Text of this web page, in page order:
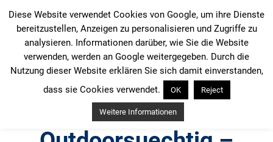
Inhalt
springen
Diese Website verwendet Cookies von Google, um ihre Dienste
bereitzustellen, Anzeigen zu personalisieren und Zugriffe zu
analysieren. Informationen darüber, wie Sie die Website
verwenden, werden an Google weitergegeben. Durch die
Nutzung dieser Website erklären Sie sich damit einverstanden,
dass sie Cookies verwendet.
OK Reject
Weitere Informationen